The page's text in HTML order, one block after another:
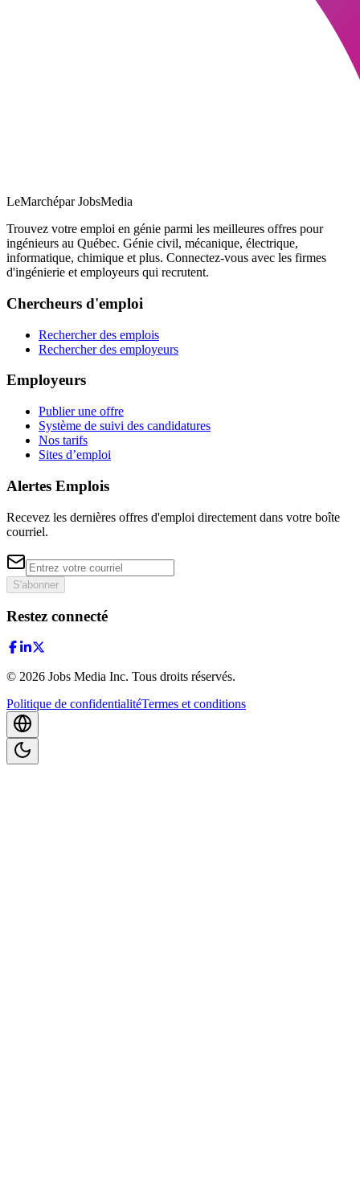
LeMarchépar JobsMedia
Trouvez votre emploi en génie parmi les meilleures offres pour
ingénieurs au Québec. Génie civil, mécanique, électrique,
informatique, chimique et plus. Connectez-vous avec les firmes
d'ingénierie et employeurs qui recrutent.
Chercheurs d'emploi
Rechercher des emplois
Rechercher des employeurs
Employeurs
Publier une offre
Système de suivi des candidatures
Nos tarifs
Sites d’emploi
Alertes Emplois
Recevez les dernières offres d'emploi directement dans votre boîte
courriel.
S'abonner
Restez connecté
© 2026 Jobs Media Inc. Tous droits réservés.
Politique de confidentialitéTermes et conditions